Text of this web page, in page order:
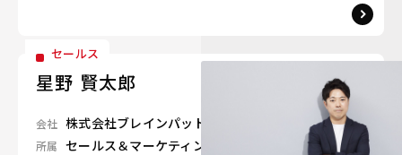
セールス
星野 賢太郎
会社 株式会社ブレインパッド
所属 セールス＆マーケティングユニット